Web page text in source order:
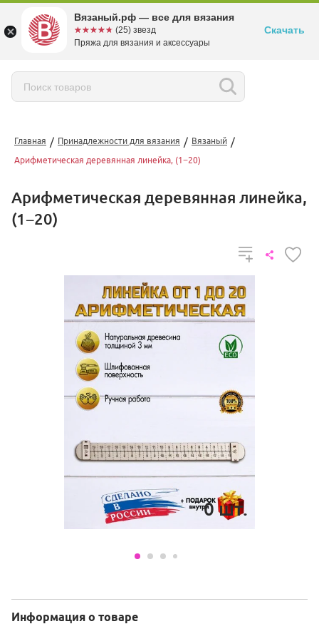
Главная / Принадлежности для вязания / Вязаный /
Арифметическая деревянная линейка, (1−20)
Арифметическая деревянная линейка,
(1−20)
0 шт.
Информация о товаре
Вязаный.рф — все для вязания
☆☆☆☆☆
★★★★★ (25) звезд
Пряжа для вязания и аксессуары
Скачать